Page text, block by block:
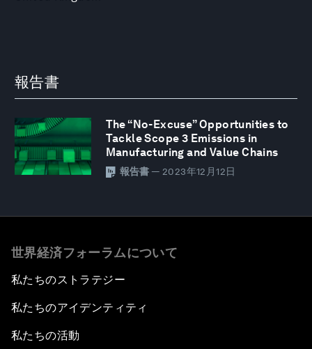
報告書
The “No-Excuse” Opportunities to
Tackle Scope 3 Emissions in
Manufacturing and Value Chains
報告書 — 2023年12月12日
世界経済フォーラムについて
私たちのストラテジー
私たちのアイデンティティ
私たちの活動